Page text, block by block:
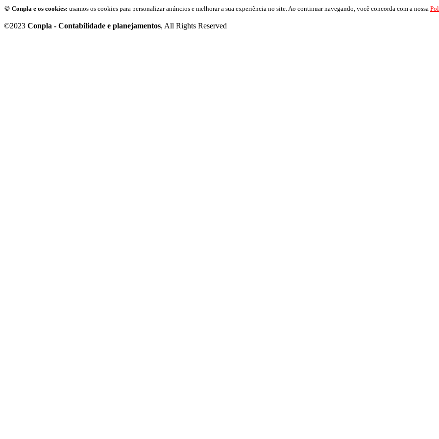
🍪 Conpla e os cookies: usamos os cookies para personalizar anúncios e melhorar a sua experiência no site. Ao continuar navegando, você concorda com a nossa
©2023 Conpla - Contabilidade e planejamentos, All Rights Reserved